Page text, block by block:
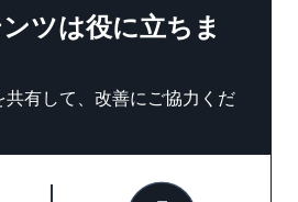
ツは役に立ちま
共有して、改善にご協力くだ